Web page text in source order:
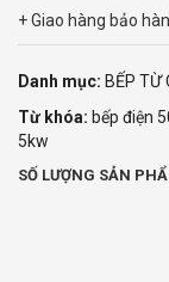
+ Giao hàng bảo
Danh mục: BẾP TỪ
Từ khóa: bếp điện
5kw
SỐ LƯỢNG SẢN